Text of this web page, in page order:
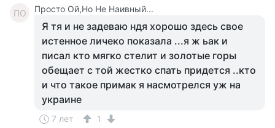
ПО Просто Ой,Но Не Наивный...
Я тя и не задеваю ндя хорошо здесь свое
истенное личеко показала ...я ж ьак и
писал кто мягко стелит и золотые горы
обещает с той жестко спать придется ..кто
и что такое примак я насмотрелся уж на
украине
7 лет 1